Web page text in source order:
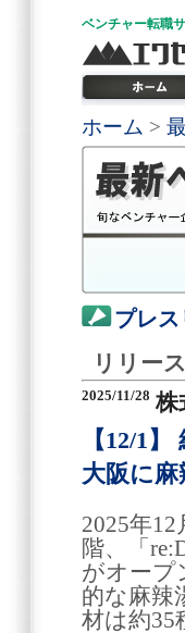
ベンチャー転職
ホーム >
プレ
リリース
2025/11/28 株
【12/1
大阪に
2025年
階、「
がオープ
的な麻辣
材は約35